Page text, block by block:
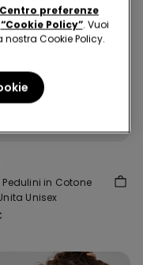
Pedulini in Cotone
Unisex
Centro preferenze
“Cookie Policy”. Vuoi
Cookie Policy.